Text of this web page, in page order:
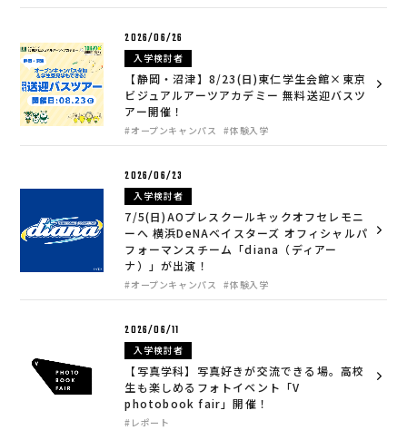
2026/06/26
入学検討者
【静岡・沼津】8/23(日)東仁学生会館×東京
ビジュアルアーツアカデミー 無料送迎バスツ
アー開催！
#オープンキャンパス #体験入学
2026/06/23
入学検討者
7/5(日)AOプレスクールキックオフセレモニ
ーへ 横浜DeNAベイスターズ オフィシャルパ
フォーマンスチーム「diana（ディアー
ナ）」が出演！
#オープンキャンパス #体験入学
2026/06/11
入学検討者
【写真学科】写真好きが交流できる場。高校
生も楽しめるフォトイベント「V
photobook fair」開催！
#レポート